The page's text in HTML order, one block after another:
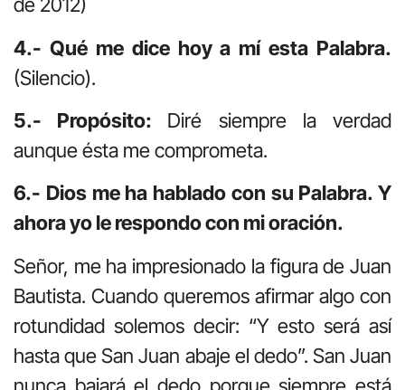
de 2012)
4.- Qué me dice hoy a mí esta Palabra.
(Silencio).
5.- Propósito: Diré siempre la verdad
aunque ésta me comprometa.
6.- Dios me ha hablado con su Palabra. Y
ahora yo le respondo con mi oración.
Señor, me ha impresionado la figura de Juan
Bautista. Cuando queremos afirmar algo con
rotundidad solemos decir: “Y esto será así
hasta que San Juan abaje el dedo”. San Juan